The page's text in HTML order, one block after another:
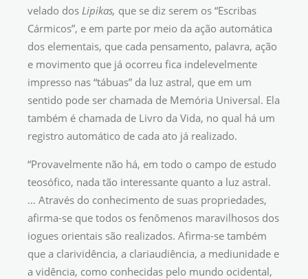
velado dos Lipikas, que se diz serem os “Escribas
Cármicos”, e em parte por meio da ação automática
dos elementais, que cada pensamento, palavra, ação
e movimento que já ocorreu fica indelevelmente
impresso nas “tábuas” da luz astral, que em um
sentido pode ser chamada de Memória Universal. Ela
também é chamada de Livro da Vida, no qual há um
registro automático de cada ato já realizado.
“Provavelmente não há, em todo o campo de estudo
teosófico, nada tão interessante quanto a luz astral.
… Através do conhecimento de suas propriedades,
afirma-se que todos os fenômenos maravilhosos dos
iogues orientais são realizados. Afirma-se também
que a clarividência, a clariaudiência, a mediunidade e
a vidência, como conhecidas pelo mundo ocidental,